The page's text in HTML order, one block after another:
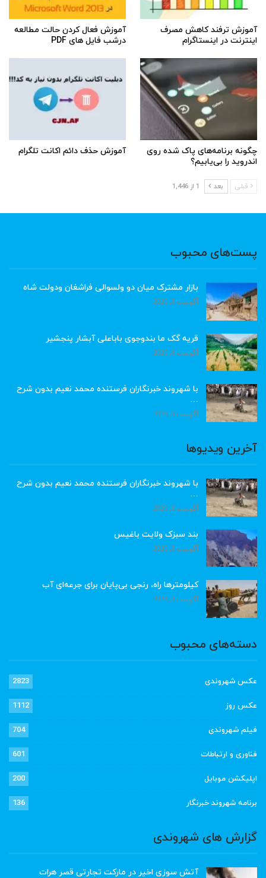
آموزش ترفند کاهش مصرف
اینترنت در اینستاگرام
آموزش فعال کردن حالت مطالعه
درشب فایل های PDF
چگونه برنامه‌های پاک شده روی
اندروید را بی‌یابیم؟
آموزش حذف دائم اکانت تلگرام
قبلی بعد 1 از 1,446
پست‌های محبوب
بازار مشترک میان دو ولسوالی فراشغان ودولت شاه
آگوست 8, 2026
قریه گک ما بندوجوی باباعلی آبشار پنجشیر
آگوست 8, 2026
با شهروند خبرنگاران فرستنده محمد نعیم بدون شرح
…
آگوست 8, 2026
آخرین ویدیوها
با شهروند خبرنگاران فرستنده محمد نعیم بدون شرح
…
آگوست 8, 2026
بند سبزک ولایت باغیس
آگوست 8, 2026
کیلومترها راه، رنجی بی‌پایان برای جرعه‌ای آب
آگوست 8, 2026
دسته‌های محبوب
عکس شهروندی 2823
عکس روز 1112
فیلم شهروندی 704
فناوری و ارتباطات 601
اپلیکشن موبایل 200
برنامه شهروند خبرنگار 136
گزارش های شهروندی
آتش سوزی اخیر در مارکت تجارتی قصر هرات